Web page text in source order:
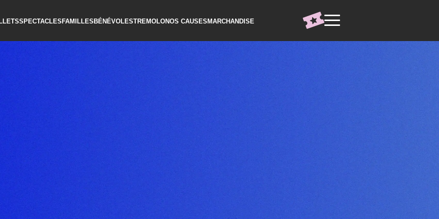
SPECTACLES FAMILLES BÉNÉVOLESTREMOLONOS CAUSES MARCHANDISE